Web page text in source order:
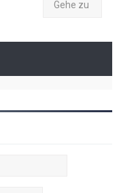
Gehe zu